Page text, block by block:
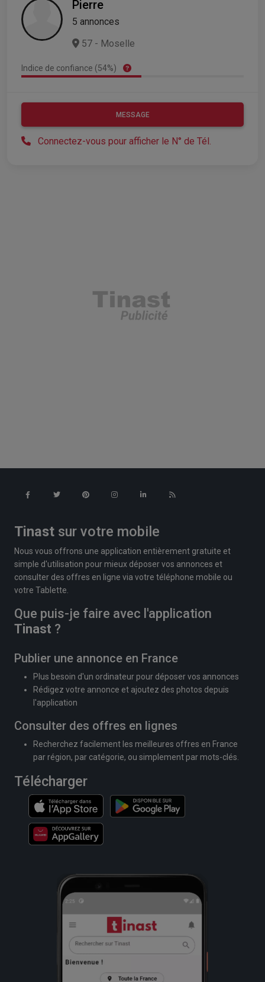
Pierre
5 annonces
57 - Moselle
Indice de confiance (54%)
MESSAGE
Connectez-vous pour afficher le N° de Tél.
Tinast sur votre mobile
Nous vous offrons une application entièrement gratuite et
simple d'utilisation pour mieux déposer vos annonces et
consulter des offres en ligne via votre téléphone mobile ou
votre Tablette.
Que puis-je faire avec l'application
Tinast ?
Publier une annonce en France
Plus besoin d'un ordinateur pour déposer vos annonces
Rédigez votre annonce et ajoutez des photos depuis
l'application
Consulter des offres en lignes
Recherchez facilement les meilleures offres en France
par région, par catégorie, ou simplement par mots-clés.
Télécharger